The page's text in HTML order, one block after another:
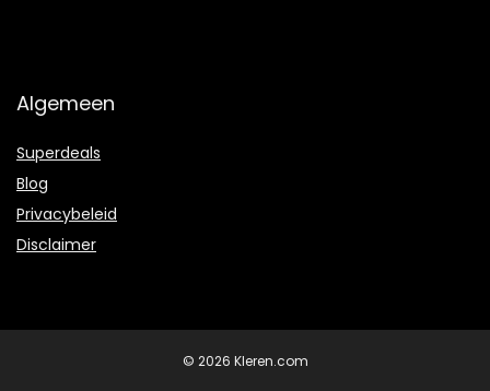
Algemeen
Superdeals
Blog
Privacybeleid
Disclaimer
© 2026 Kleren.com